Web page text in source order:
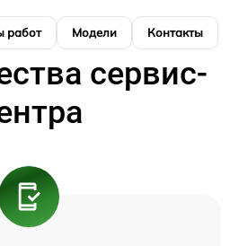
работ Модели Контакты
сервис-